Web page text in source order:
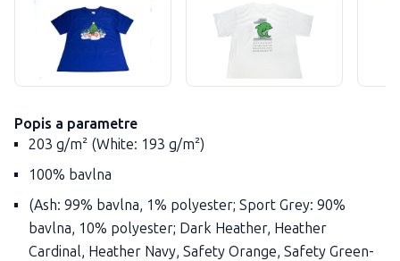
Popis a parametre
203 g/m² (White: 193 g/m²)
100% bavlna
(Ash: 99% bavlna, 1% polyester; Sport Grey: 90%
bavlna, 10% polyester; Dark Heather, Heather
Cardinal, Heather Navy, Safety Orange, Safety Green-